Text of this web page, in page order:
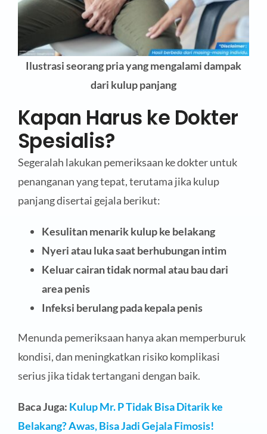
Ilustrasi seorang pria yang mengalami dampak
dari kulup panjang
Kapan Harus ke Dokter
Spesialis?
Segeralah lakukan pemeriksaan ke dokter untuk
penanganan yang tepat, terutama jika kulup
panjang disertai gejala berikut:
Kesulitan menarik kulup ke belakang
Nyeri atau luka saat berhubungan intim
Keluar cairan tidak normal atau bau dari
area penis
Infeksi berulang pada kepala penis
Menunda pemeriksaan hanya akan memperburuk
kondisi, dan meningkatkan risiko komplikasi
serius jika tidak tertangani dengan baik.
Baca Juga: Kulup Mr. P Tidak Bisa Ditarik ke
Belakang? Awas, Bisa Jadi Gejala Fimosis!